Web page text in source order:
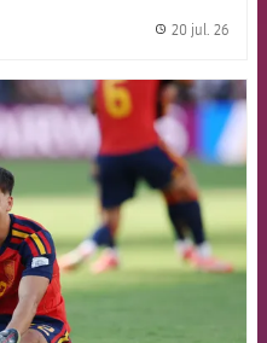
20 jul. 26
FCB Barcelona badge